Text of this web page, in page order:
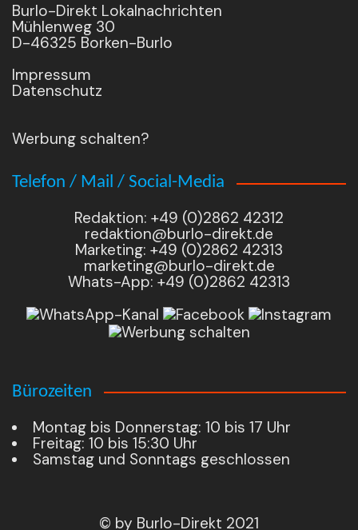
Burlo-Direkt Lokalnachrichten
Mühlenweg 30
D-46325 Borken-Burlo
Impressum
Datenschutz
Werbung schalten?
Telefon / Mail / Social-Media
Redaktion: +49 (0)2862 42312
redaktion@burlo-direkt.de
Marketing: +49 (0)2862 42313
marketing@burlo-direkt.de
Whats-App: +49 (0)2862 42313
Bürozeiten
Montag bis Donnerstag: 10 bis 17 Uhr
Freitag: 10 bis 15:30 Uhr
Samstag und Sonntags geschlossen
© by Burlo-Direkt 2021